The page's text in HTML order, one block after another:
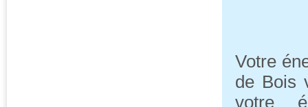
Votre
de Bois
votre